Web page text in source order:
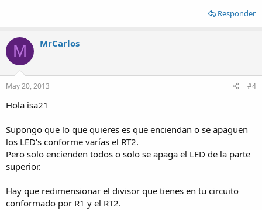
Responder
M MrCarlos
May 20, 2013 #4
Hola isa21
Supongo que lo que quieres es que enciendan o se apaguen
los LED’s conforme varías el RT2.
Pero solo encienden todos o solo se apaga el LED de la parte
superior.
Hay que redimensionar el divisor que tienes en tu circuito
conformado por R1 y el RT2.